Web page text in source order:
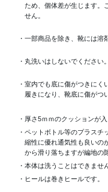
ため、個体差が生じます。
せん。
・一部商品を除き、靴には溶
・丸洗いはしないでください。
・室内でも底に傷がつきに
履きになり、靴底に傷がつ
・厚さ5ｍｍのクッションが
・ペットボトル等のプラス
縮性に優れ通気性も良いの
から滑り落ちますが編地の
・本体は洗うことはできませ
・ヒールは巻きヒールです。